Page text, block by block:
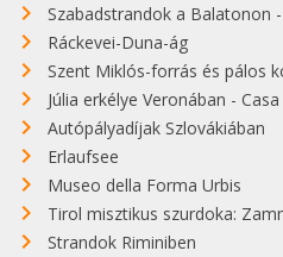
Szabadstrandok a Balatonon
Ráckevei-Duna-ág
Szent Miklós-forrás és pálos
Júlia erkélye Veronában -
Autópályadíjak Szlovákiában
Erlaufsee
Museo della Forma Urbis
Tirol misztikus szurdoka:
Strandok Riminiben